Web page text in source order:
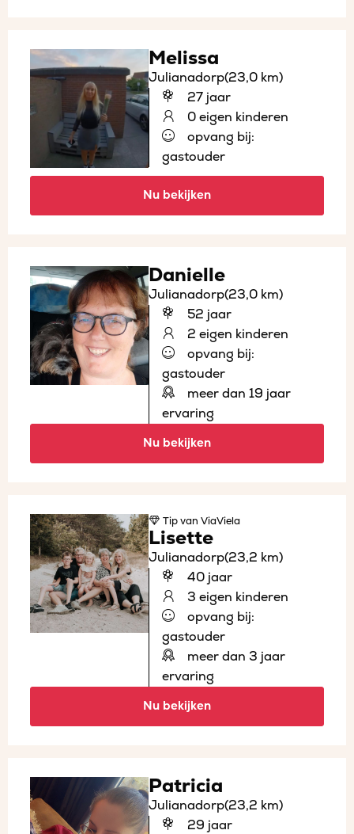
Melissa
Julianadorp(23,0 km)
27 jaar
0 eigen kinderen
opvang bij:
gastouder
Nu bekijken
Danielle
Julianadorp(23,0 km)
52 jaar
2 eigen kinderen
opvang bij:
gastouder
meer dan 19 jaar
ervaring
Nu bekijken
Tipvan ViaViela
Lisette
Julianadorp(23,2 km)
40 jaar
3 eigen kinderen
opvang bij:
gastouder
meer dan 3 jaar
ervaring
Nu bekijken
Patricia
Julianadorp(23,2 km)
29 jaar